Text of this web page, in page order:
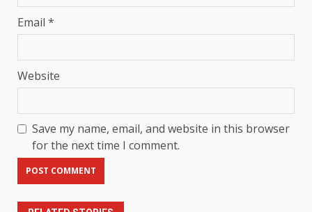
Email *
Website
Save my name, email, and website in this browser
for the next time I comment.